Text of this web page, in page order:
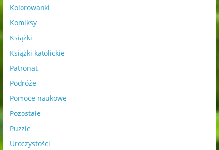
Kolorowanki
Komiksy
Książki
Książki katolickie
Patronat
Podróże
Pomoce naukowe
Pozostałe
Puzzle
Uroczystości